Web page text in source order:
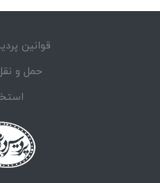
قوانین
حمل و